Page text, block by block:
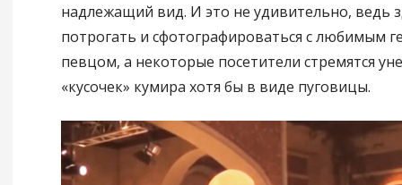
надлежащий вид. И это не удивительно, ведь
потрогать и сфотографироваться с любимым
певцом, а некоторые посетители стремятся
«кусочек» кумира хотя бы в виде пуговицы.